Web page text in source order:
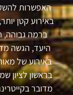
האפשרות
באירוע קטן
ברמה גבוהה,
היעד, הגשה
בראשון לציון
מדובר